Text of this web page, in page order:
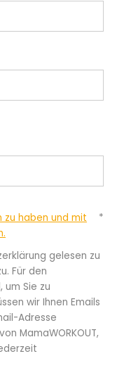
zu haben und mit
*
gelesen zu
Für den
um Sie zu
wir Ihnen Emails
Adresse
MamaWORKOUT,